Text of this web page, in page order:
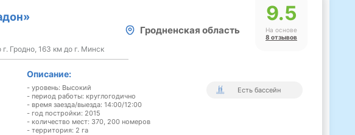
Гродненская область
Гродно, 163 км до г. Минск
9.5
На основе
8 отзывов
Описание:
- уровень: Высокий
- период работы: круглогодично
- время заезда/выезда: 14:00/12:00
- год постройки: 2015
- количество мест: 370, 200 номеров
- территория: 2 га
Есть бассейн